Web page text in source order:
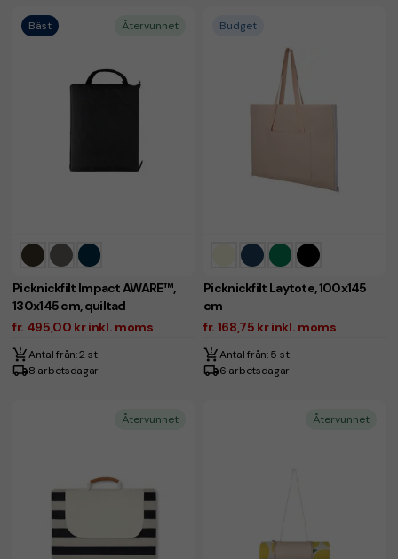
Återvunnet
Bäst
Picknickfilt Impact AWARE™,
130x145 cm, quiltad
fr. 495,00 kr inkl. moms
Antal från: 2 st
8 arbetsdagar
Budget
Picknickfilt Laytote, 100x145
cm
fr. 168,75 kr inkl. moms
Antal från: 5 st
6 arbetsdagar
Återvunnet Återvunnet